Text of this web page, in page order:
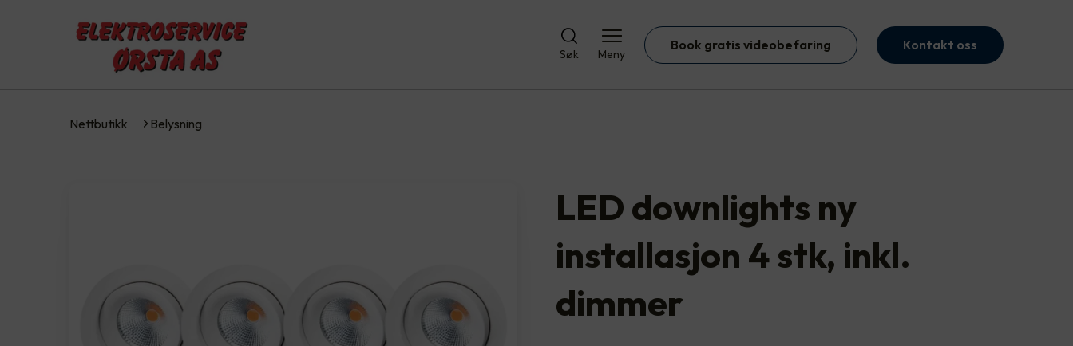
Søk Meny
Book gratis videobefaring Kontakt oss
Nettbutikk Belysning
LED downlights ny
installasjon 4 stk, inkl.
dimmer